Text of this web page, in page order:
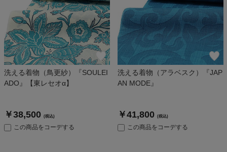
洗える着物（鳥更紗）『SOULEI
ADO』【東レセオα】
￥38,500 (税込)
この商品をコーデする
洗える着物（アラベスク）『JAP
AN MODE』
￥41,800 (税込)
この商品をコーデする